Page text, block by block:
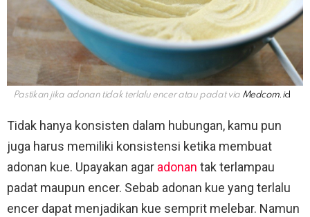
Pastikan jika adonan tidak terlalu encer atau padat via Medcom.id
Tidak hanya konsisten dalam hubungan, kamu pun
juga harus memiliki konsistensi ketika membuat
adonan kue. Upayakan agar adonan tak terlampau
padat maupun encer. Sebab adonan kue yang terlalu
encer dapat menjadikan kue semprit melebar. Namun